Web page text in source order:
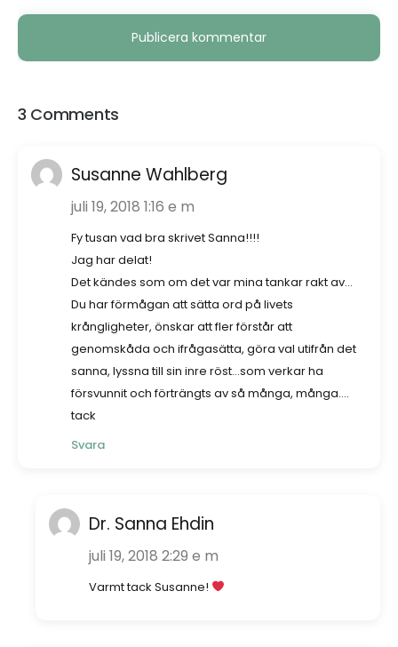
Alternative:
3 Comments
Susanne Wahlberg
juli 19, 2018 1:16 e m
Fy tusan vad bra skrivet Sanna!!!!
Jag har delat!
Det kändes som om det var mina tankar rakt av…
Du har förmågan att sätta ord på livets
krångligheter, önskar att fler förstår att
genomskåda och ifrågasätta, göra val utifrån det
sanna, lyssna till sin inre röst…som verkar ha
försvunnit och förträngts av så många, många….
tack
Svara
Dr. Sanna Ehdin
juli 19, 2018 2:29 e m
Varmt tack Susanne!